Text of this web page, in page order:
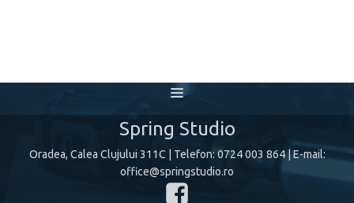
Spring Studio
Oradea, Calea Clujului 311C | Telefon: 0724 003 864| E-mail:
office@springstudio.ro